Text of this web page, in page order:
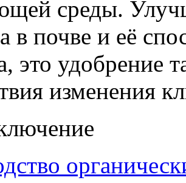
среды.
в почве и её
это удобрение
изменения